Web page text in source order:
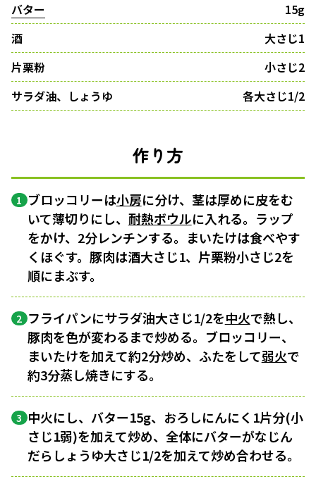
バター
15g
酒
大さじ1
片栗粉
小さじ2
サラダ油、しょうゆ
各大さじ1/2
作り方
1 ブロッコリーは小房に分け、茎は厚めに皮をむ
いて薄切りにし、 耐熱ボウルに入れる。ラップ
をかけ、2分レンチンする。まいたけは食べやす
くほぐす。豚肉は酒大さじ1、片栗粉小さじ2を
順にまぶす。
2 フライパンにサラダ油大さじ1/2を中火で熱し、
豚肉を色が変わるまで炒める。ブロッコリー、
まいたけを加えて約2分炒め、ふたをして弱火で
約3分蒸し焼きにする。
3 中火にし、バター15g、おろしにんにく1片分(小
さじ1弱)を加えて炒め、全体にバターがなじん
だらしょうゆ大さじ1/2を加えて炒め合わせる。